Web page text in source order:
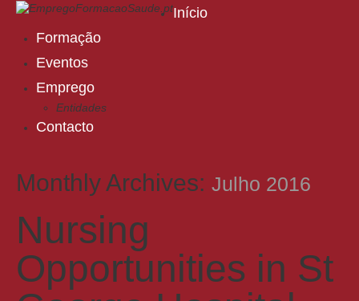
Início
Formação
Eventos
Emprego
Entidades
Contacto
Monthly Archives: Julho 2016
Nursing
Opportunities in St